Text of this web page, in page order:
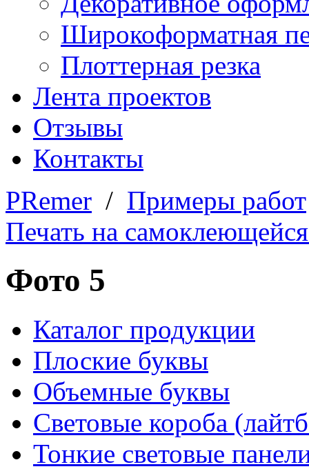
Широкоформатная
Плоттерная резка
Лента проектов
Отзывы
Контакты
PRemer / Примеры работ
Печать на
Фото 5
Каталог продукции
Плоские буквы
Объемные буквы
Световые короба
Тонкие световые